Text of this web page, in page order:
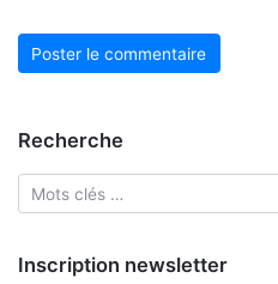
Recherche
Inscription newsletter